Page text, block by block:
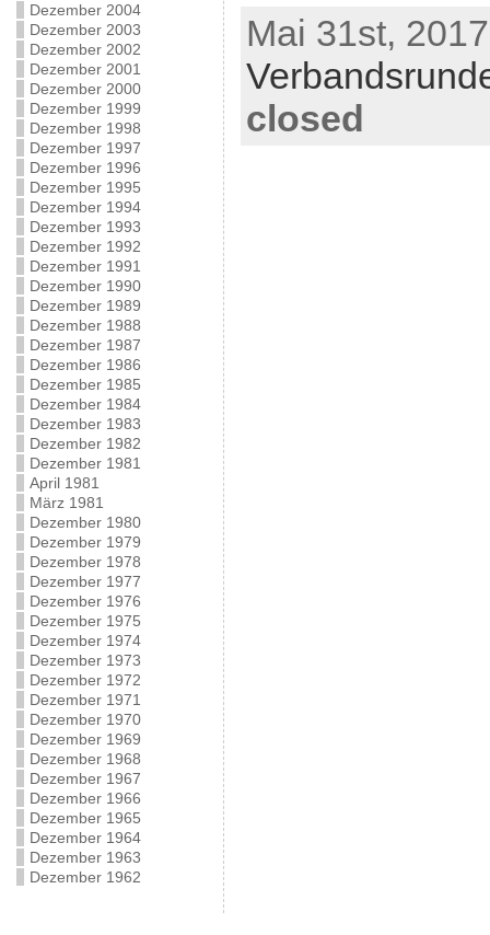
Dezember 2004
Dezember 2003
Dezember 2002
Dezember 2001
Dezember 2000
Dezember 1999
Dezember 1998
Dezember 1997
Dezember 1996
Dezember 1995
Dezember 1994
Dezember 1993
Dezember 1992
Dezember 1991
Dezember 1990
Dezember 1989
Dezember 1988
Dezember 1987
Dezember 1986
Dezember 1985
Dezember 1984
Dezember 1983
Dezember 1982
Dezember 1981
April 1981
März 1981
Dezember 1980
Dezember 1979
Dezember 1978
Dezember 1977
Dezember 1976
Dezember 1975
Dezember 1974
Dezember 1973
Dezember 1972
Dezember 1971
Dezember 1970
Dezember 1969
Dezember 1968
Dezember 1967
Dezember 1966
Dezember 1965
Dezember 1964
Dezember 1963
Dezember 1962
Mai 31st,
closed